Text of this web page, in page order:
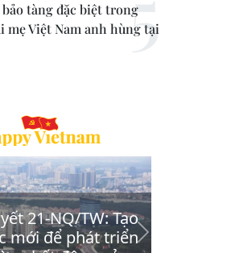
tàng đặc biệt trong
mẹ Việt Nam anh hùng tại